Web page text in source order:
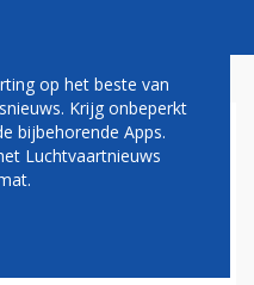
AIR
op het beste van
Krijg onbeperkt
bijbehorende Apps.
Luchtvaartnieuws